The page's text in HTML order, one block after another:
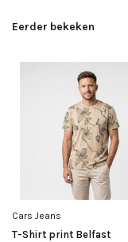
Eerder bekeken
Cars Jeans
T-Shirt print Belfast